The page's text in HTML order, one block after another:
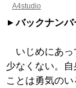
A4studio
バックナンバ
いじめにあっ
少なくない。
ことは勇気の